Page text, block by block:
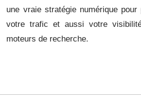
une vraie stratégie numérique
votre trafic et aussivotre
moteurs de recherche.